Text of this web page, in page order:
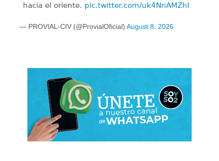
hacia el oriente. pic.twitter.com/uk4NnAMZhI
— PROVIAL-CIV (@ProvialOficial) August 8, 2026